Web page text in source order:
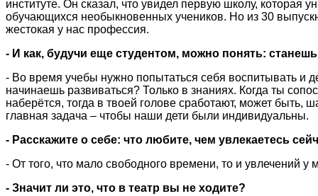
институте. Он сказал, что увидел первую школу, которая
обучающихся необыкновенных учеников. Но из 30
жестокая у нас профессия.
- И как, будучи еще студентом, можно понять:
- Во время учебы нужно попытаться себя воспитывать и
начинаешь развиваться? Только в знаниях. Когда ты
наберётся, тогда в твоей голове сработают, может быть,
главная задача – чтобы наши дети были индивидуальны.
- Расскажите о себе: что любите, чем увлекаетесь
- От того, что мало свободного времени, то и увлечений у
- Значит ли это, что в театр вы не ходите?